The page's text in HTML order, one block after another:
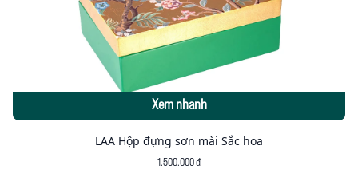
Xem nhanh
LAA Hộp đựng sơn mài Sắc hoa
1.500.000 đ